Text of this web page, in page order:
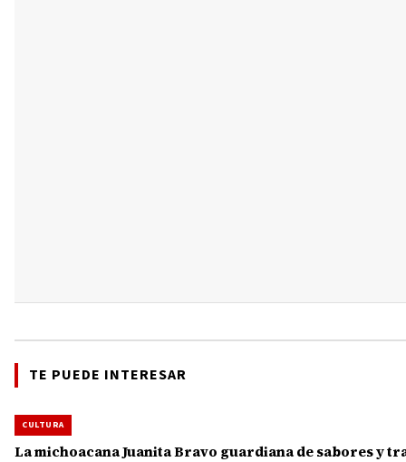
TE PUEDE INTERESAR
CULTURA
La michoacana Juanita Bravo guardiana de sabores y